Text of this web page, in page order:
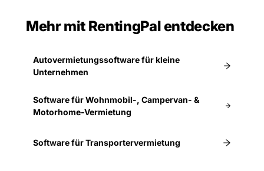
Mehr mit RentingPal entdecken
Autovermietungssoftware für kleine
Unternehmen
Software für Wohnmobil-, Campervan- &
Motorhome-Vermietung
Software für Transportervermietung